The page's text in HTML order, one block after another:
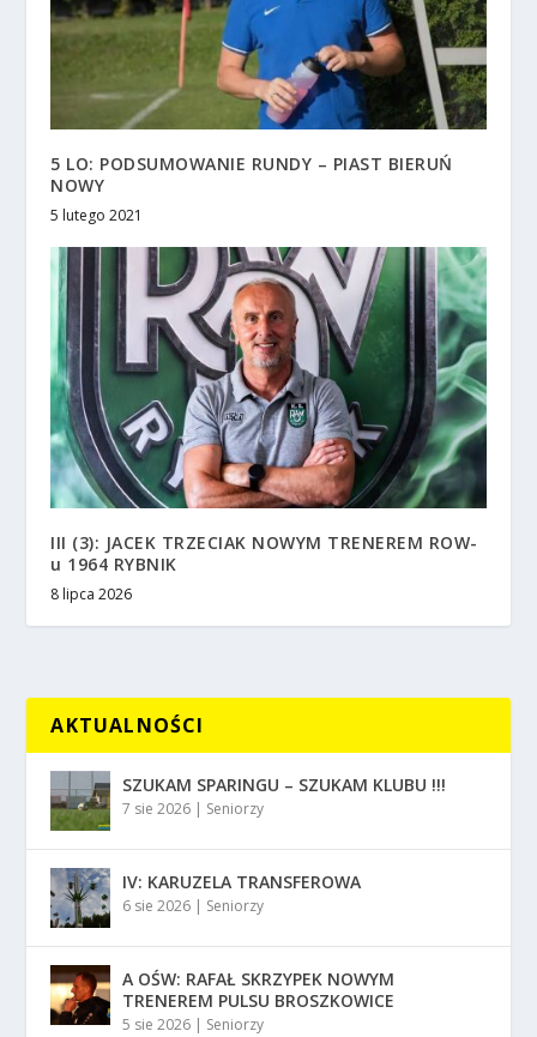
5 LO: PODSUMOWANIE RUNDY – PIAST BIERUŃ
NOWY
5 lutego 2021
III (3): JACEK TRZECIAK NOWYM TRENEREM ROW-
u 1964 RYBNIK
8 lipca 2026
AKTUALNOŚCI
SZUKAM SPARINGU – SZUKAM KLUBU !!!
7 sie 2026 | Seniorzy
IV: KARUZELA TRANSFEROWA
6 sie 2026 | Seniorzy
A OŚW: RAFAŁ SKRZYPEK NOWYM
TRENEREM PULSU BROSZKOWICE
5 sie 2026 | Seniorzy